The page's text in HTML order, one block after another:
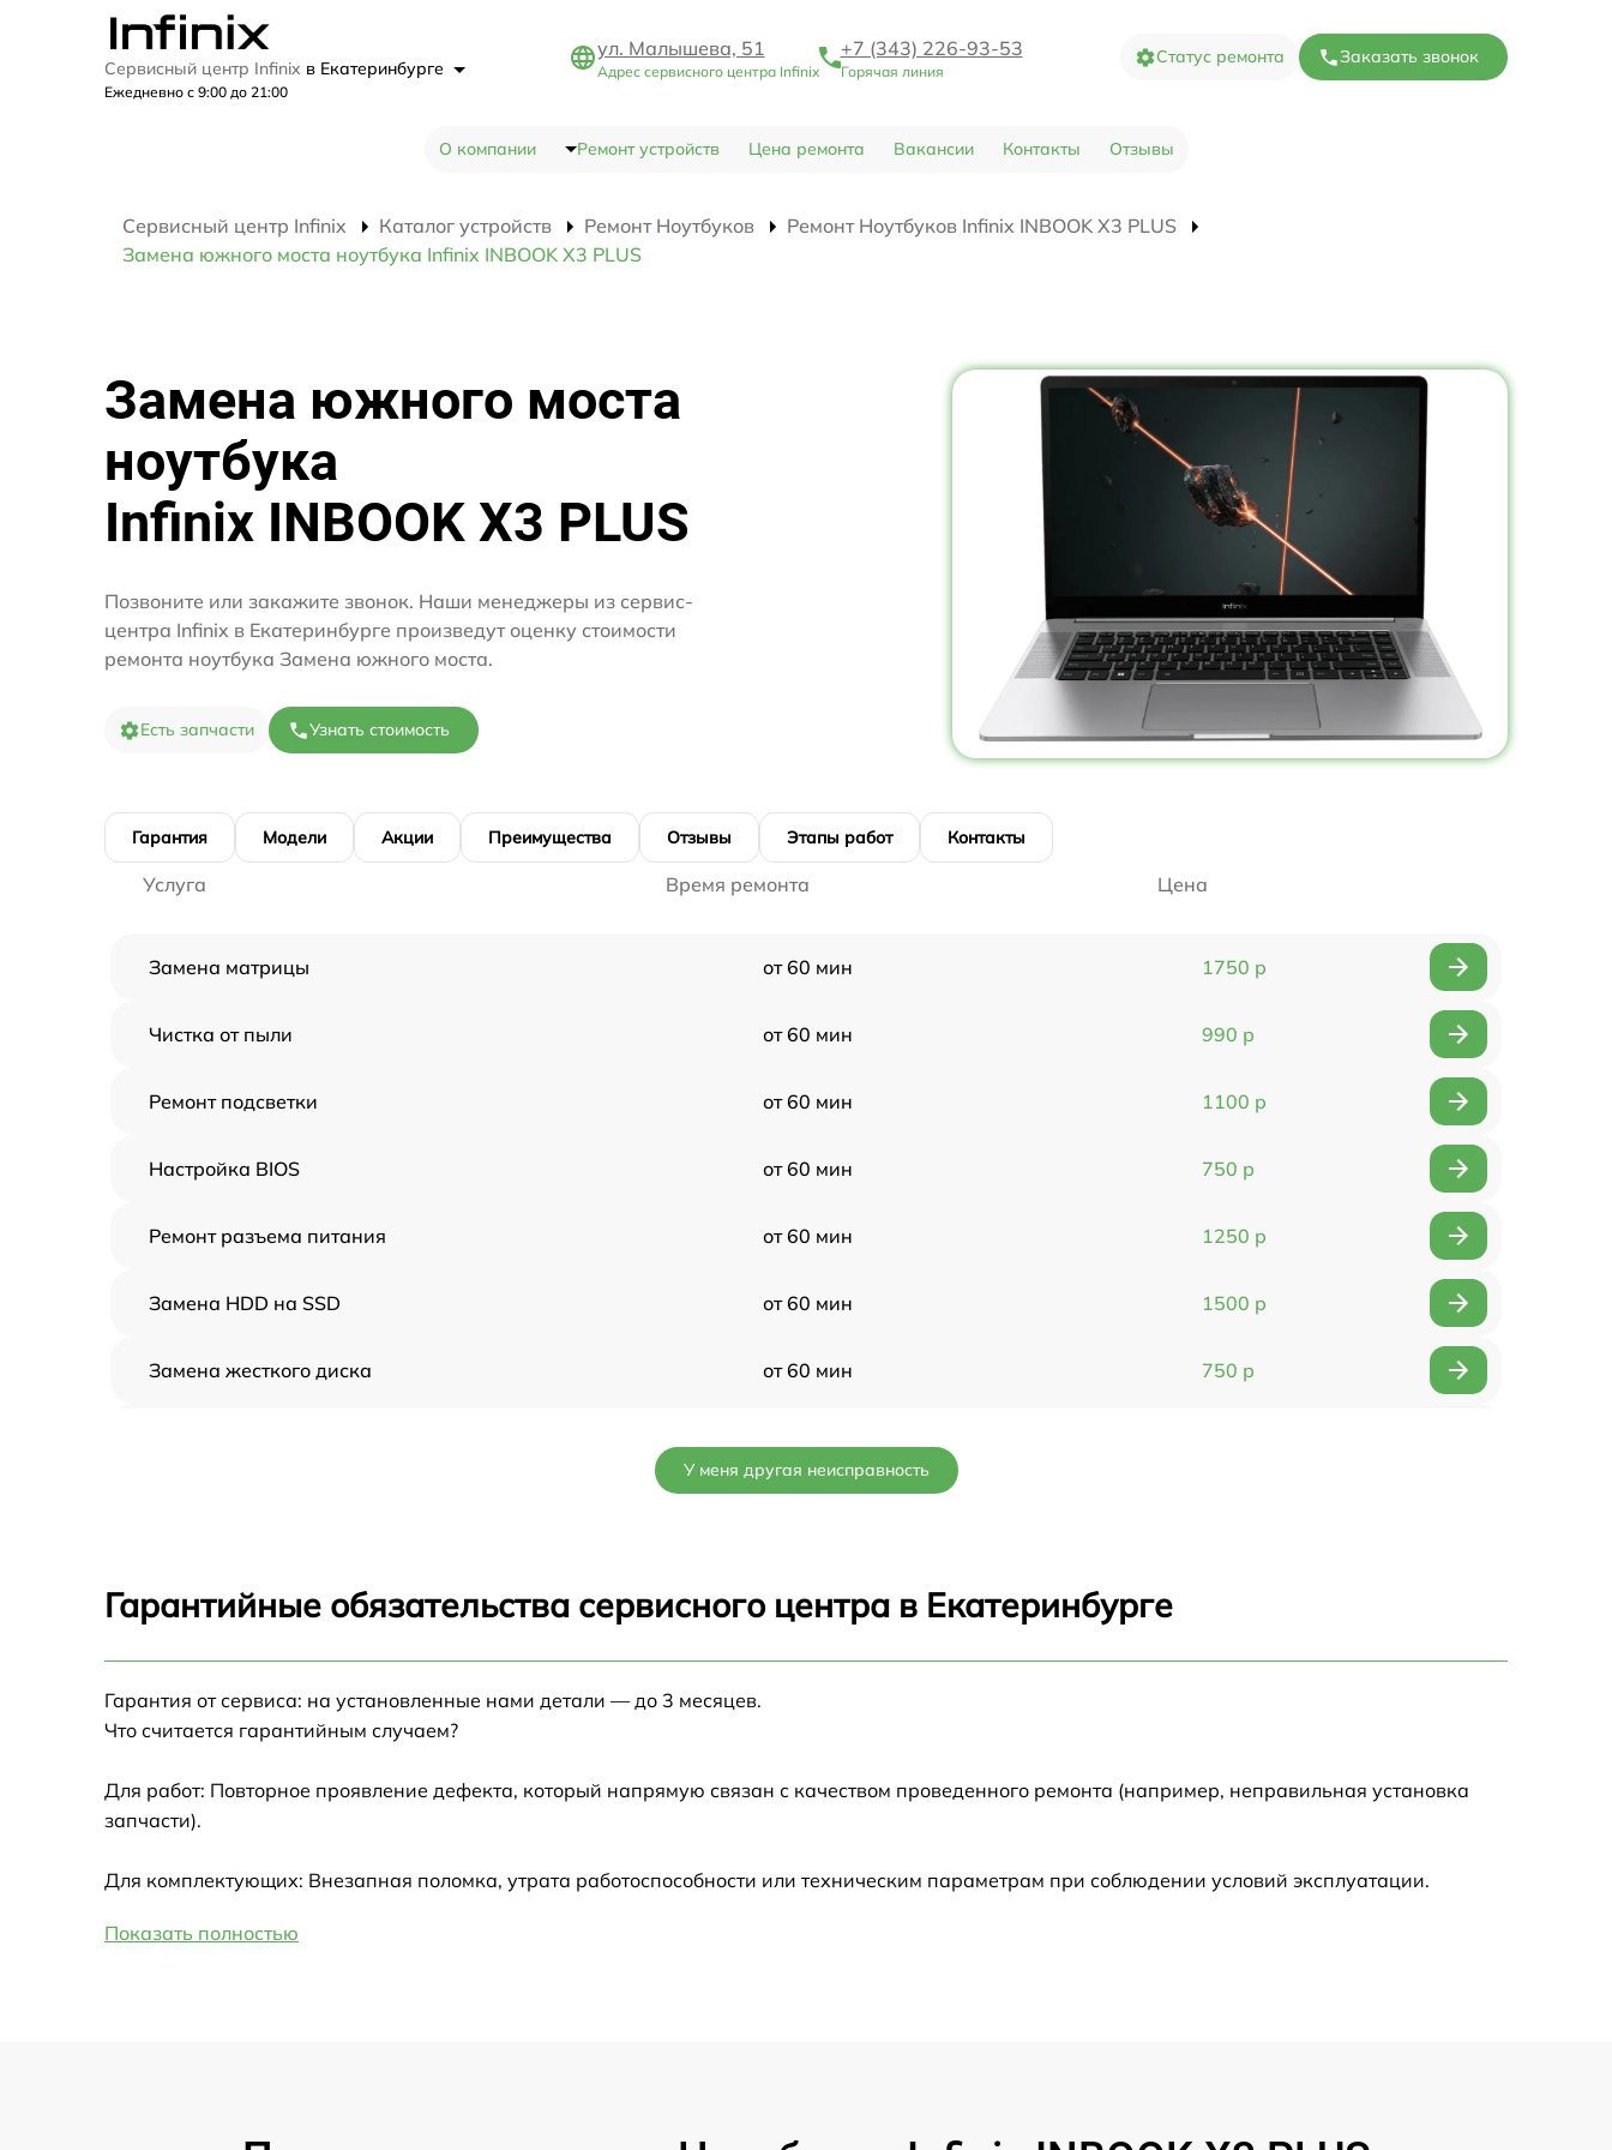
Сервисный центр Infinix в Екатеринбурге
Ежедневно с 9:00 до 21:00
ул. Малышева, 51
Адрес сервисного центра Infinix
+7 (343) 226-93-53
Горячая линия
Статус ремонта Заказать звонок
О компании Ремонт устройств Цена ремонта Вакансии Контакты Отзывы
Сервисный центр Infinix Каталог устройств Ремонт Ноутбуков
Ремонт Ноутбуков Infinix INBOOK X3 PLUS
Замена южного моста ноутбука Infinix INBOOK X3 PLUS
Замена южного моста
ноутбука
Infinix INBOOK X3 PLUS
Позвоните или закажите звонок. Наши менеджеры из сервис-
центра Infinix в Екатеринбурге произведут оценку стоимости
ремонта ноутбука Замена южного моста.
Есть запчасти Узнать стоимость
Гарантия Модели Акции Преимущества Отзывы Этапы работ Контакты
Услуга Время ремонта Цена
Замена матрицы от 60 мин 1750 р
Чистка от пыли от 60 мин 990 р
Ремонт подсветки от 60 мин 1100 р
Настройка BIOS от 60 мин 750 р
Ремонт разъема питания от 60 мин 1250 р
Замена HDD на SSD от 60 мин 1500 р
Замена жесткого диска от 60 мин 750 р
Замена HDMI
У меня другая неисправность
Гарантийные обязательства сервисного центра в Екатеринбурге
Гарантия от сервиса: на установленные нами детали — до 3 месяцев.
Что считается гарантийным случаем?
Для работ: Повторное проявление дефекта, который напрямую связан с качеством проведенного ремонта (например, неправильная установка
запчасти).
Для комплектующих: Внезапная поломка, утрата работоспособности или техническим параметрам при соблюдении условий эксплуатации.
Показать полностью